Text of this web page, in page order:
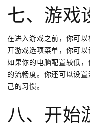
七、游戏
在进入游戏之前，你可
开游戏选项菜单，你可以
如果你的电脑配置较低
的流畅度。你还可以设
己的习惯。
八、开始